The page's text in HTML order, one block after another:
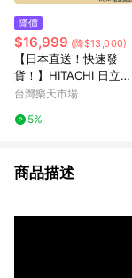
降價
$16,999 (降$13,000)
【日本直送！快速發
貨！】HITACHI 日立
MRO-W1C 過熱水蒸氣
波烤箱 24年款
台灣樂天市場
5%
商品描述